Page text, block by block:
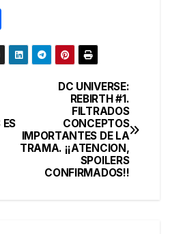
o
m
tir
DC UNIVERSE:
REBIRTH #1.
FILTRADOS
CONCEPTOS
IMPORTANTES DE LA
TRAMA. ¡¡ATENCION,
SPOILERS
CONFIRMADOS!!
ES